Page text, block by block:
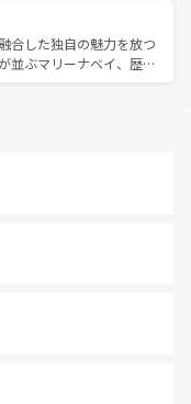
季節にも異なる楽しみ
の人々、仏教を中心とし
、訪れる旅人を魅了し続
観光スポットが密集し
るのも魅力。息をのむよ
香港を存分に楽しみ尽く
合した独自の魅力を放つ
並ぶマリーナベイ、歴史
める外せないスポット